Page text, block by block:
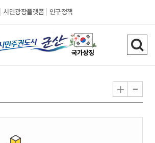
시민광장플랫폼 인구정책
시
민
권
검
색
기
+ -